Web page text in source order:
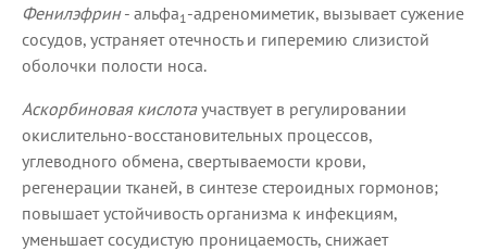
Фенилэфрин- альфа1 -адреномиметик, вызывает сужение
сосудов, устраняет отечность и гиперемию слизистой
оболочки полости носа.
Аскорбиновая кислотаучаствует в регулировании
окислительно-восстановительных процессов,
углеводного обмена, свертываемости крови,
регенерации тканей, в синтезе стероидных гормонов;
повышает устойчивость организма к инфекциям,
уменьшает сосудистую проницаемость, снижает